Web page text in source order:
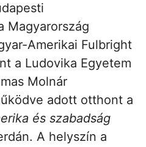
Magyarország
Amerikai Fulbright
a Ludovika Egyetem
Molnár
adott otthont a
és szabadság
A helyszín a